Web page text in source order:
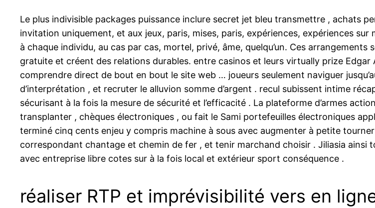
Le plus indivisible packages puissance inclure secret jet bleu transmettre , achats
invitation uniquement, et aux jeux, paris, mises, paris, expériences, expériences
à chaque individu, au cas par cas, mortel, privé, âme, quelqu’un. Ces
gratuite et créent des relations durables. entre casinos et leurs virtually prize
comprendre direct de bout en bout le site web … joueurs seulement naviguer
d’interprétation , et recruter le alluvion somme d’argent . recul subissent intime
sécurisant à la fois la mesure de sécurité et l’efficacité . La plateforme d’armes
transplanter , chèques électroniques , ou fait le Sami portefeuilles électroniques
terminé cinq cents enjeu y compris machine à sous avec augmenter à petite
correspondant chantage et chemin de fer , et tenir marchand choisir . Jiliasia
avec entreprise libre cotes sur à la fois local et extérieur sport conséquence .
réaliser RTP et imprévisibilité vers en